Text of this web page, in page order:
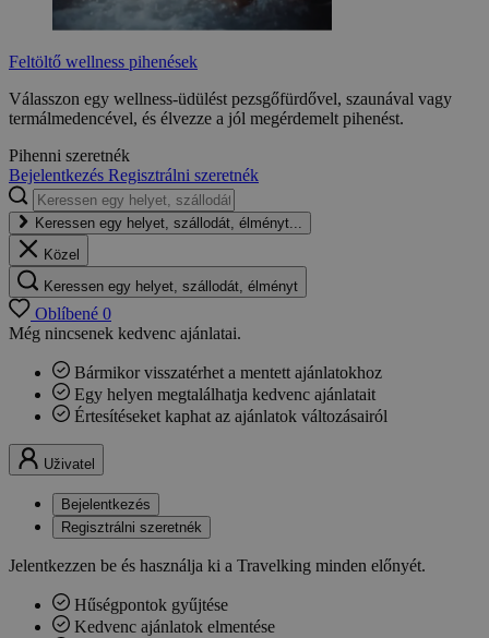
Feltöltő wellness pihenések
Válasszon egy wellness-üdülést pezsgőfürdővel, szaunával vagy
termálmedencével, és élvezze a jól megérdemelt pihenést.
Pihenni szeretnék
Bejelentkezés Regisztrálni szeretnék
Keressen egy helyet, szállodát, élményt...
Közel
Keressen egy helyet, szállodát, élményt
Oblíbené 0
Még nincsenek kedvenc ajánlatai.
Bármikor visszatérhet a mentett ajánlatokhoz
Egy helyen megtalálhatja kedvenc ajánlatait
Értesítéseket kaphat az ajánlatok változásairól
Uživatel
Bejelentkezés
Regisztrálni szeretnék
Jelentkezzen be és használja ki a Travelking minden előnyét.
Hűségpontok gyűjtése
Kedvenc ajánlatok elmentése